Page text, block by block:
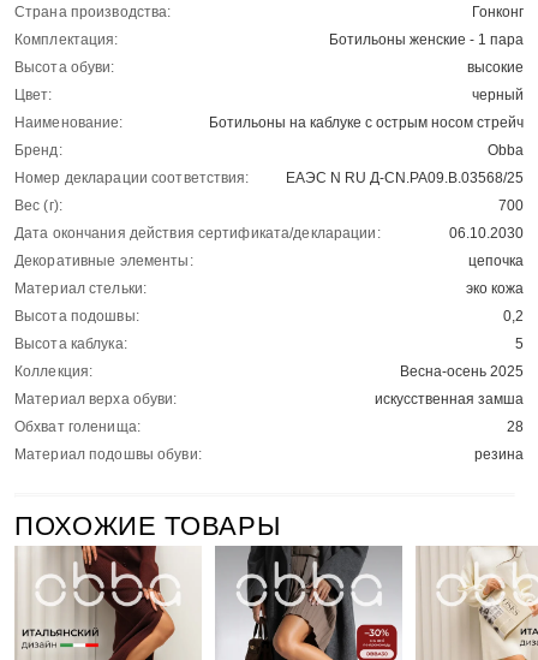
Страна производства:
Гонконг
Комплектация:
Ботильоны женские - 1 пара
Высота обуви:
высокие
Цвет:
черный
Наименование:
Ботильоны на каблуке с острым носом стрейч
Бренд:
Obba
Номер декларации соответствия:
ЕАЭС N RU Д-CN.РА09.В.03568/25
Вес (г):
700
Дата окончания действия сертификата/декларации:
06.10.2030
Декоративные элементы:
цепочка
Материал стельки:
эко кожа
Высота подошвы:
0,2
Высота каблука:
5
Коллекция:
Весна-осень 2025
Материал верха обуви:
искусственная замша
Обхват голенища:
28
Материал подошвы обуви:
резина
ПОХОЖИЕ ТОВАРЫ